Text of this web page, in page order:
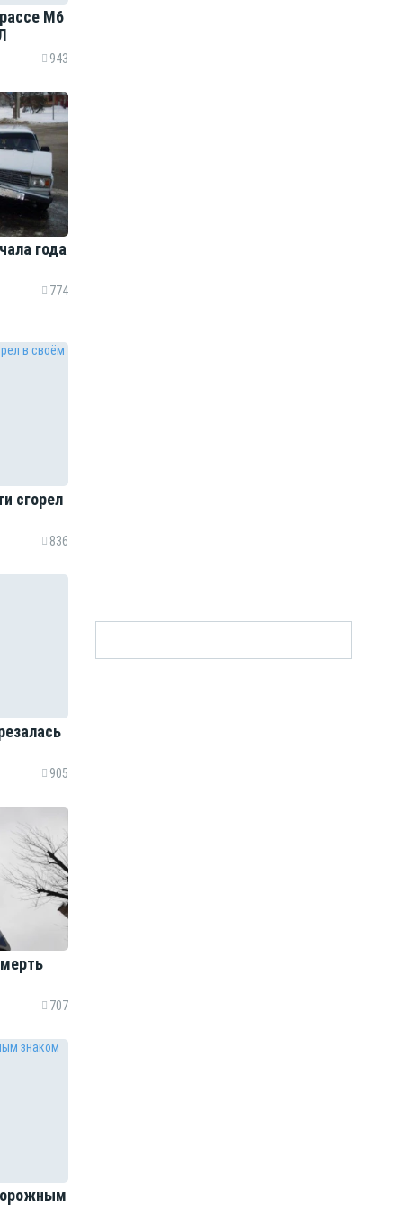
М6
943
года
774
сгорел
836
905
707